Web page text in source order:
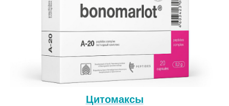
Цитомаксы